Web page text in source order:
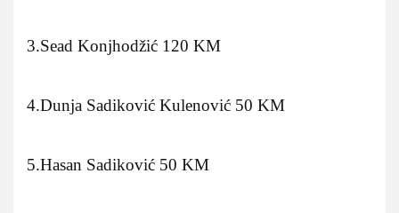
3.Sead Konjhodžić 120 KM
4.Dunja Sadiković Kulenović 50 KM
5.Hasan Sadiković 50 KM